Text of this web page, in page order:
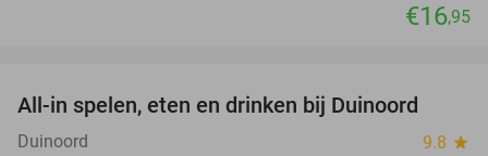
€16,95
All-in spelen, eten en drinken bij Duinoord
Duinoord 9.8 star